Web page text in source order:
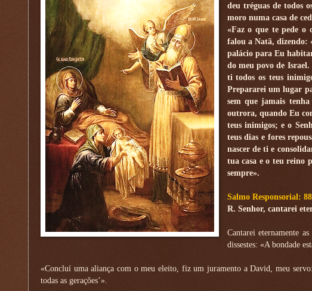
deu tréguas de todos
moro numa casa de
«Faz o que te pede o
falou a Natã, dizendo:
palácio para Eu
do meu povo de
ti todos os teus
Prepararei um lugar
sem que jamais
outrora, quando Eu
teus inimigos; e o
teus dias e fores
nascer de ti e
tua casa e o teu reino
sempre».
Salmo Responsorial: 88
R. Senhor, cantarei
Cantarei eternamente
dissestes: «A bondade
«Concluí uma aliança com o meu eleito, fiz um juramento a David, meu
todas as gerações’».